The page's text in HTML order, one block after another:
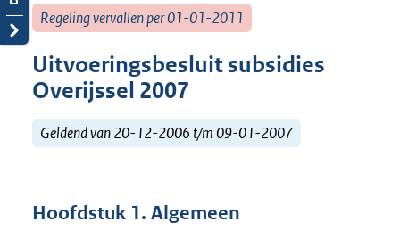
Regeling vervallen per 01-01-2011
Uitvoeringsbesluit subsidies
Overijssel 2007
Geldend van 20-12-2006 t/m 09-01-2007
Hoofdstuk 1. Algemeen